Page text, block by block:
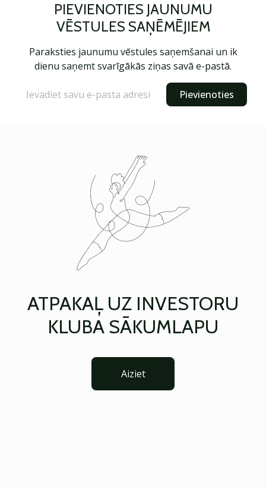
PIEVIENOTIES JAUNUMU
VĒSTULES SAŅĒMĒJIEM
Paraksties jaunumu vēstules saņemšanai un ik
dienu saņemt svarīgākās ziņas savā e-pastā.
Pievienoties
ATPAKAĻ UZ INVESTORU
KLUBA SĀKUMLAPU
Aiziet